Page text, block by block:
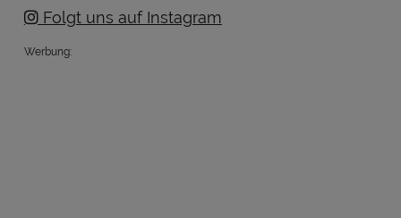
Folgt uns auf Instagram
Werbung: